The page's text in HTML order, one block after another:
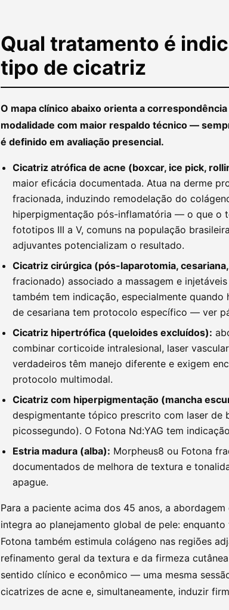
Qual tratamento é
tipo de cicatriz
O mapa clínico abaixo orienta a
modalidade com maior respaldo técnico —
é definido em avaliação presencial.
Cicatriz atrófica de acne (boxcar, ice pick,
maior eficácia documentada. Atua na derme
fracionada, induzindo remodelação do
hiperpigmentação pós-inflamatória — o que o
fototipos III a V, comuns na população
adjuvantes potencializam o resultado.
Cicatriz cirúrgica (pós-laparotomia,
fracionado) associado a massagem e
também tem indicação, especialmente
de cesariana tem protocolo específico — ver
Cicatriz hipertrófica (queloides excluídos):
combinar corticoide intralesional, laser
verdadeiros têm manejo diferente e exigem
protocolo multimodal.
Cicatriz com hiperpigmentação (mancha
despigmentante tópico prescrito com laser de
picossegundo). O Fotona Nd:YAG tem
Estria madura (alba): Morpheus8 ou Fotona
documentados de melhora de textura e
apague.
Para a paciente acima dos 45 anos, a
integra ao planejamento global de pele:
Fotona também estimula colágeno nas regiões
refinamento geral da textura e da firmeza
sentido clínico e econômico — uma mesma
cicatrizes de acne e, simultaneamente, induzir